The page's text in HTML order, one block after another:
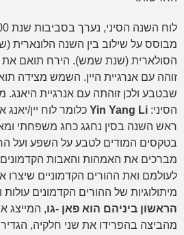
מבוסס על שילוב בין השנה הלונארית
הסולארית (שנת שמש). הירח תואם את
זוהה עם אנרגיית היין. השמש מצידה
שבטבע ולכן זוהתה עם אנרגיית
הסיני: Yin Yang Li כלומר לוח יין/יאנג
ראש השנה בסין נחגג כחג משפחתי
בטקסים המודים לטבע על השפע ועל
מברכים את האמהות והאבות
לעולמם ואת ההורים הקדמוניים שיצרו
מיתולוגיות של ההורים הקדמונים עולות
הראשון ביניהם הוא פאן -גו, המייצג
מהביצה בהפרידו את שני חלקיה,